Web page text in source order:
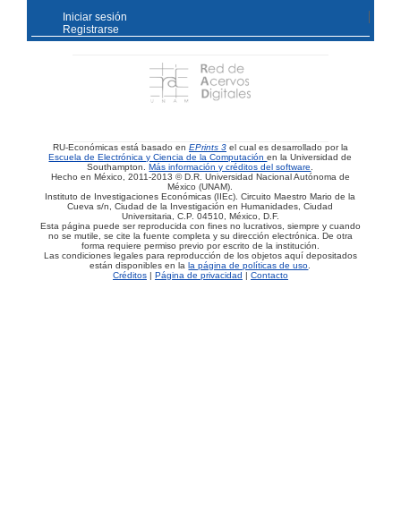
Iniciar sesión
Registrarse
RU-Económicas está basado en EPrints 3 el cual es desarrollado por la
Escuela de Electrónica y Ciencia de la Computaciónen la Universidad de
Southampton.Más información y créditos del software.
Hecho en México, 2011-2013 © D.R. Universidad Nacional Autónoma de
México (UNAM).
Instituto de Investigaciones Económicas (IIEc). Circuito Maestro Mario de la
Cueva s/n, Ciudad de la Investigación en Humanidades, Ciudad
Universitaria, C.P. 04510, México, D.F.
Esta página puede ser reproducida con fines no lucrativos, siempre y cuando
no se mutile, se cite la fuente completa y su dirección electrónica. De otra
forma requiere permiso previo por escrito de la institución.
Las condiciones legales para reproducción de los objetos aquí depositados
están disponibles en lala página de políticas de uso.
Créditos| Página de privacidad | Contacto